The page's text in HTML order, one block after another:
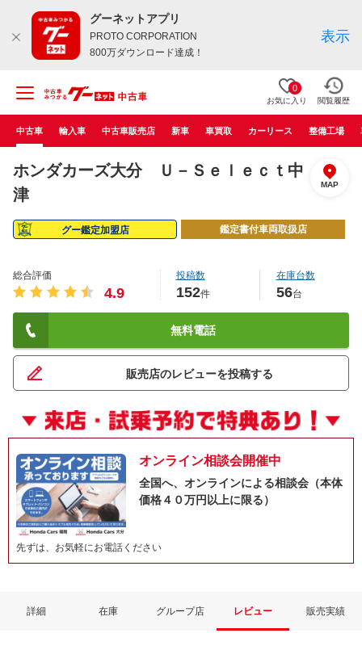
グーネットアプリ
PROTO CORPORATION
800万ダウンロード達成！
表示
0
お気に入り 閲覧履歴
中古車 輸入車 中古車販売店 新車 車買取 カーリース 整備工場
ホンダカーズ大分 Ｕ－Ｓｅｌｅｃｔ中
津
MAP
グー鑑定加盟店 鑑定書付車両取扱店
総合評価
4.9
投稿数
152件
在庫台数
56台
無料電話
ネット予約でキャンペーンに応募しよ
販売店のレビューを投稿する
オンライン相談会開催中
全国へ、オンラインによる相談会（本体
価格４０万円以上に限る）
先ずは、お気軽にお電話ください
詳細 在庫 グループ店 レビュー 販売実績